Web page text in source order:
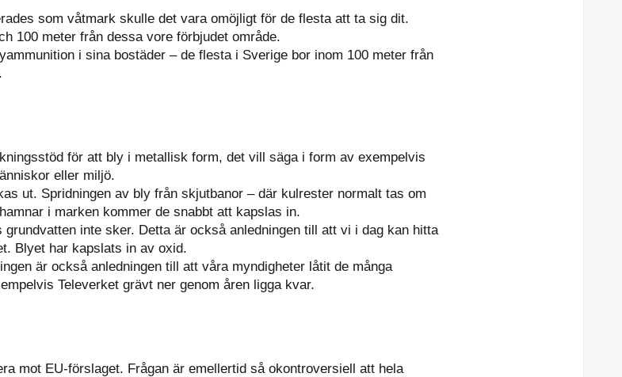
som våtmark skulle det vara omöjligt för de flesta att ta sig dit.
100 meter från dessa vore förbjudet område.
i sina bostäder – de flesta i Sverige bor inom 100 meter från
för att bly i metallisk form, det vill säga i form av exempelvis
eller miljö.
ut. Spridningen av bly från skjutbanor – där kulrester normalt tas om
i marken kommer de snabbt att kapslas in.
inte sker. Detta är också anledningen till att vi i dag kan hitta
Blyet har kapslats in av oxid.
är också anledningen till att våra myndigheter låtit de många
Televerket grävt ner genom åren ligga kvar.
mot EU-förslaget. Frågan är emellertid så okontroversiell att hela